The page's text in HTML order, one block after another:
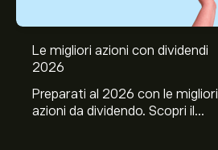
Le migliori azioni con dividendi
2026
Preparati al 2026 con le migliori
azioni da dividendo. Scopri il